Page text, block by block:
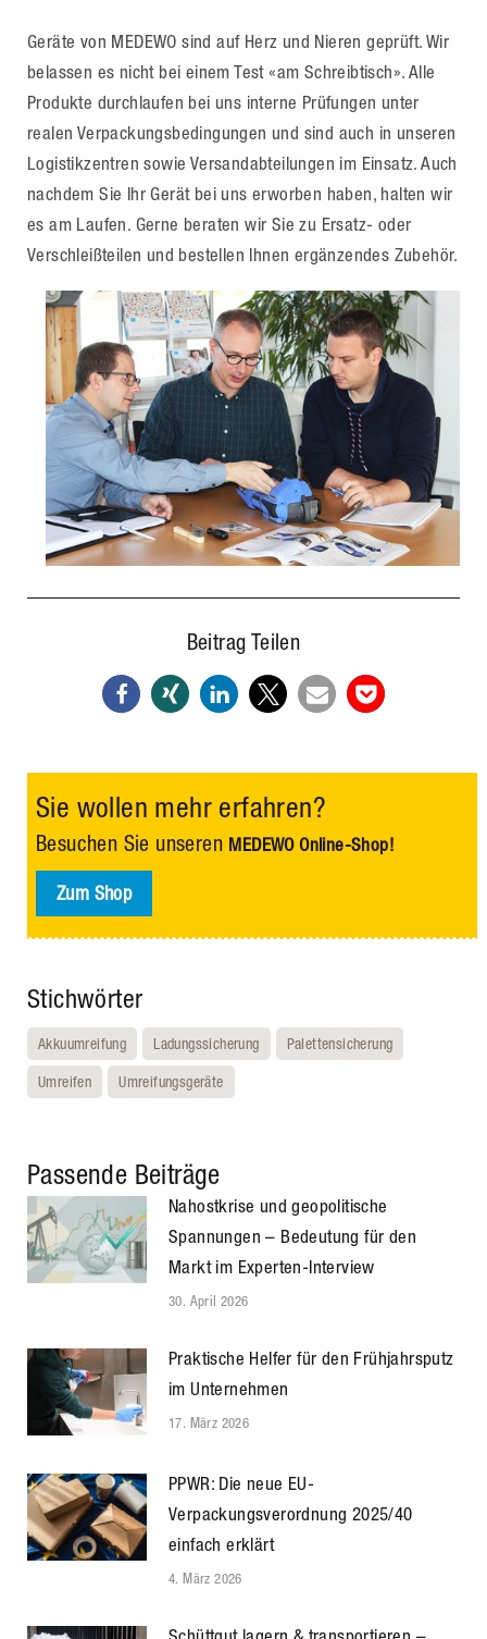
Geräte von MEDEWO sind auf Herz und Nieren geprüft. Wir
belassen es nicht bei einem Test «am Schreibtisch». Alle
Produkte durchlaufen bei uns interne Prüfungen unter
realen Verpackungsbedingungen und sind auch in unseren
Logistikzentren sowie Versandabteilungen im Einsatz. Auch
nachdem Sie Ihr Gerät bei uns erworben haben, halten wir
es am Laufen. Gerne beraten wir Sie zu Ersatz- oder
Verschleißteilen und bestellen Ihnen ergänzendes Zubehör.
Beitrag Teilen
Sie wollen mehr erfahren?
Besuchen Sie unseren MEDEWO Online-Shop!
Zum Shop
Stichwörter
Akkuumreifung Ladungssicherung Palettensicherung
Umreifen Umreifungsgeräte
Passende Beiträge
Nahostkrise und geopolitische
Spannungen – Bedeutung für den
Markt im Experten-Interview
30. April 2026
Praktische Helfer für den Frühjahrsputz
im Unternehmen
17. März 2026
PPWR: Die neue EU-
Verpackungsverordnung 2025/40
einfach erklärt
4. März 2026